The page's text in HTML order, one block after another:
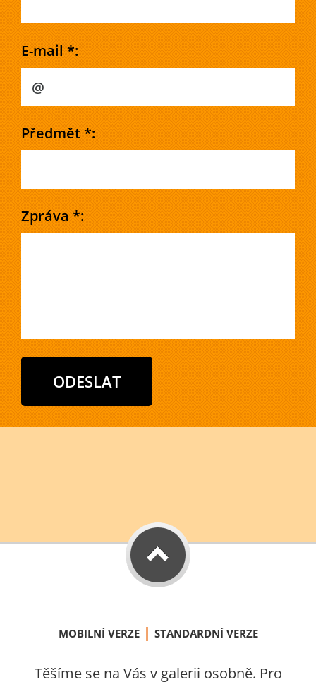
E-mail *:
Předmět *:
Zpráva *:
MOBILNÍ VERZE | STANDARDNÍ VERZE
Těšíme se na Vás v galerii osobně. Pro